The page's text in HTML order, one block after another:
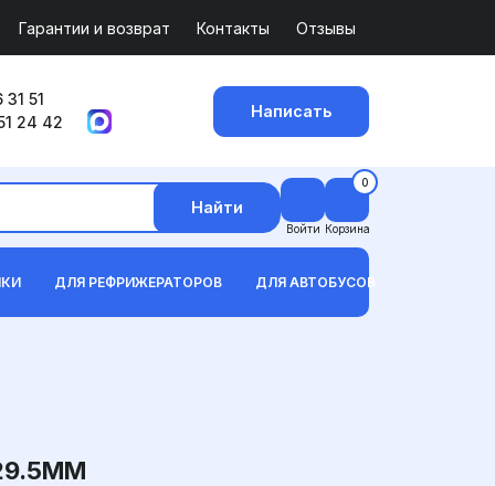
Гарантии и возврат Контакты Отзывы
51
24 42
Написать
Найти
Войти
0
Корзина
ДЛЯ РЕФРИЖЕРАТОРОВ ДЛЯ АВТОБУСОВ